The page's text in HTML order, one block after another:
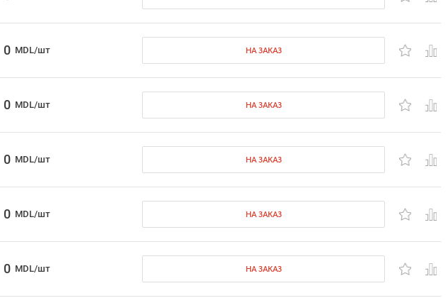
0 MDL/шт НА ЗАКАЗ
0 MDL/шт НА ЗАКАЗ
0 MDL/шт НА ЗАКАЗ
0 MDL/шт НА ЗАКАЗ
0 MDL/шт НА ЗАКАЗ